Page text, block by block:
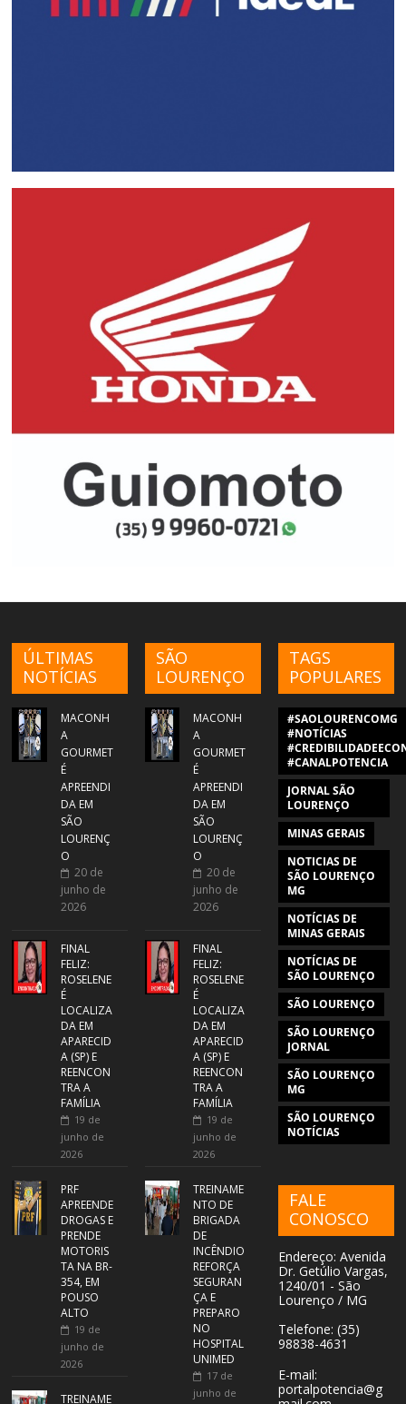
ÚLTIMAS
NOTÍCIAS
MACONH
A
GOURMET
É
APREENDI
DA EM
SÃO
LOURENÇ
O
20 de
junho de
2026
FINAL
FELIZ:
ROSELENE
É
LOCALIZA
DA EM
APARECID
A (SP) E
REENCON
TRA A
FAMÍLIA
19 de
junho de
2026
PRF
APREENDE
DROGAS E
PRENDE
MOTORIS
TA NA BR-
354, EM
POUSO
ALTO
19 de
junho de
2026
TREINAME
SÃO
LOURENÇO
MACONH
A
GOURMET
É
APREENDI
DA EM
SÃO
LOURENÇ
O
20 de
junho de
2026
FINAL
FELIZ:
ROSELENE
É
LOCALIZA
DA EM
APARECID
A (SP) E
REENCON
TRA A
FAMÍLIA
19 de
junho de
2026
TREINAME
NTO DE
BRIGADA
DE
INCÊNDIO
REFORÇA
SEGURAN
ÇA E
PREPARO
NO
HOSPITAL
UNIMED
17 de
junho de
TAGS
POPULARES
#SAOLOURENCOMG
#NOTÍCIAS
#CANALPOTENCIA
JORNAL SÃO
LOURENÇO
MINAS GERAIS
NOTICIAS DE
SÃO LOURENÇO
MG
NOTÍCIAS DE
MINAS GERAIS
NOTÍCIAS DE
SÃO LOURENÇO
SÃO LOURENÇO
SÃO LOURENÇO
JORNAL
SÃO LOURENÇO
MG
SÃO LOURENÇO
NOTÍCIAS
FALE
CONOSCO
Endereço: Avenida
Dr. Getúlio Vargas,
1240/01 - São
Lourenço / MG
Telefone: (35)
98838-4631
E-mail:
portalpotencia@g